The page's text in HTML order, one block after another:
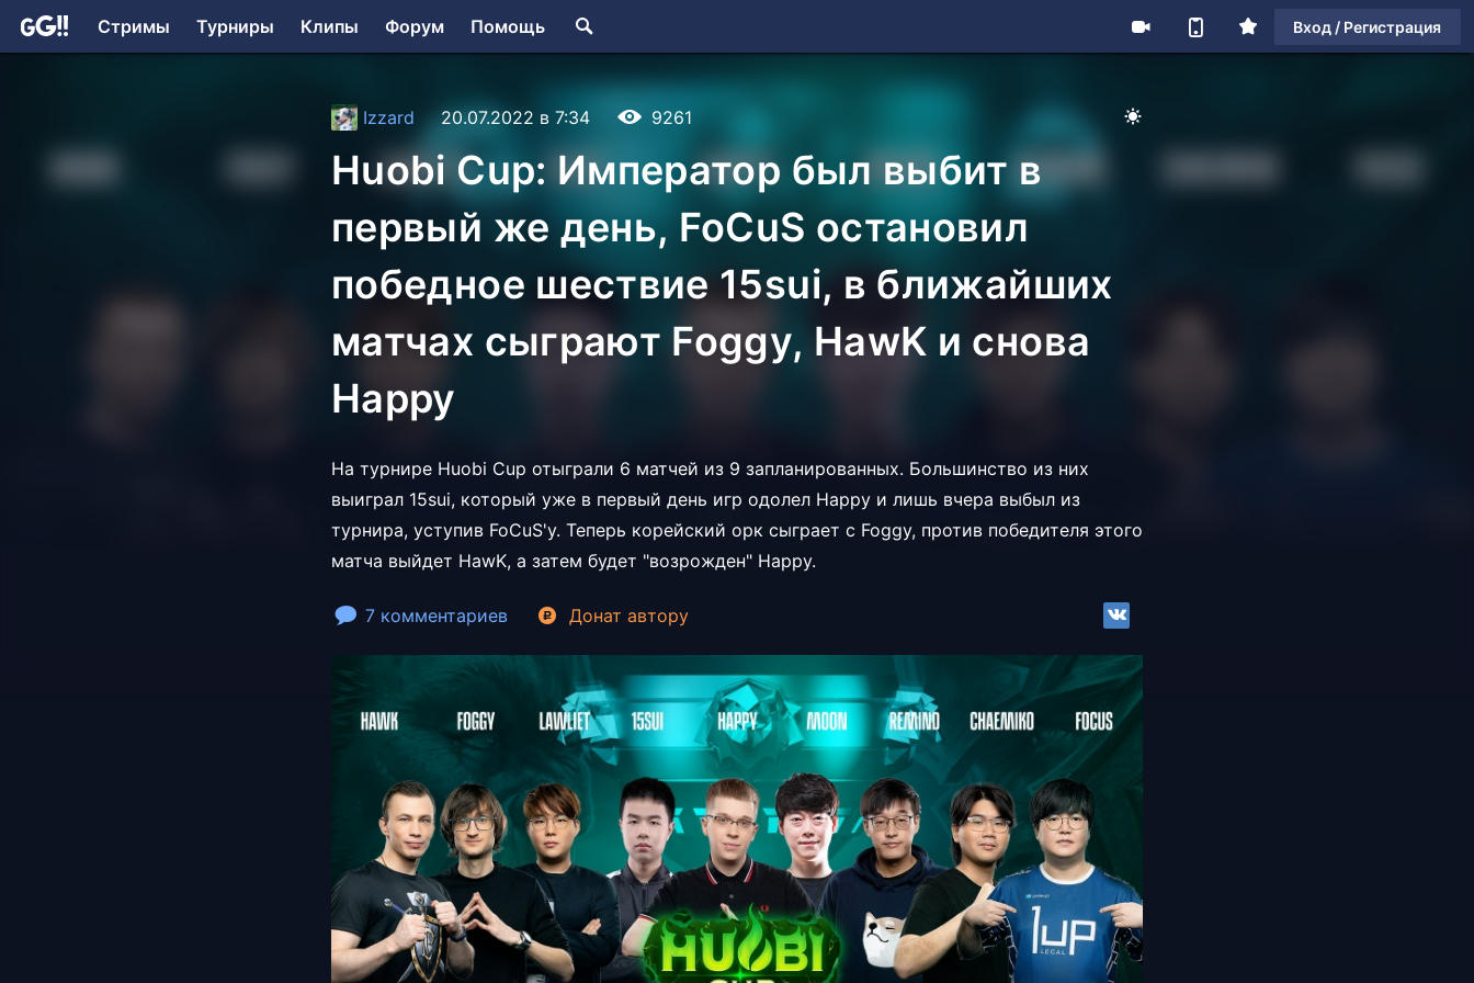
Стримы Турниры Клипы Форум Помощь Вход / Регистрация
Izzard 20.07.2022 в 7:34 9261
Huobi Cup: Император был выбит в
первый же день, FoCuS остановил
победное шествие 15sui, в ближайших
матчах сыграют Foggy, HawK и снова
Happy
На турнире Huobi Cup отыграли 6 матчей из 9 запланированных. Большинство из них
выиграл 15sui, который уже в первый день игр одолел Happy и лишь вчера выбыл из
турнира, уступив FoCuS'у. Теперь корейский орк сыграет с Foggy, против победителя этого
матча выйдет HawK, а затем будет "возрожден" Happy.
7 комментариев Донат автору